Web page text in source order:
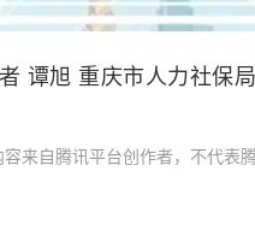
谭旭 重庆市人力社保
来自腾讯平台创作者，不代表